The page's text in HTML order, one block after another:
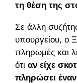
τη θέση της
Σε άλλη
υπουργείου, ο
πληρωμές και
ότι αν είχε
πληρώσει